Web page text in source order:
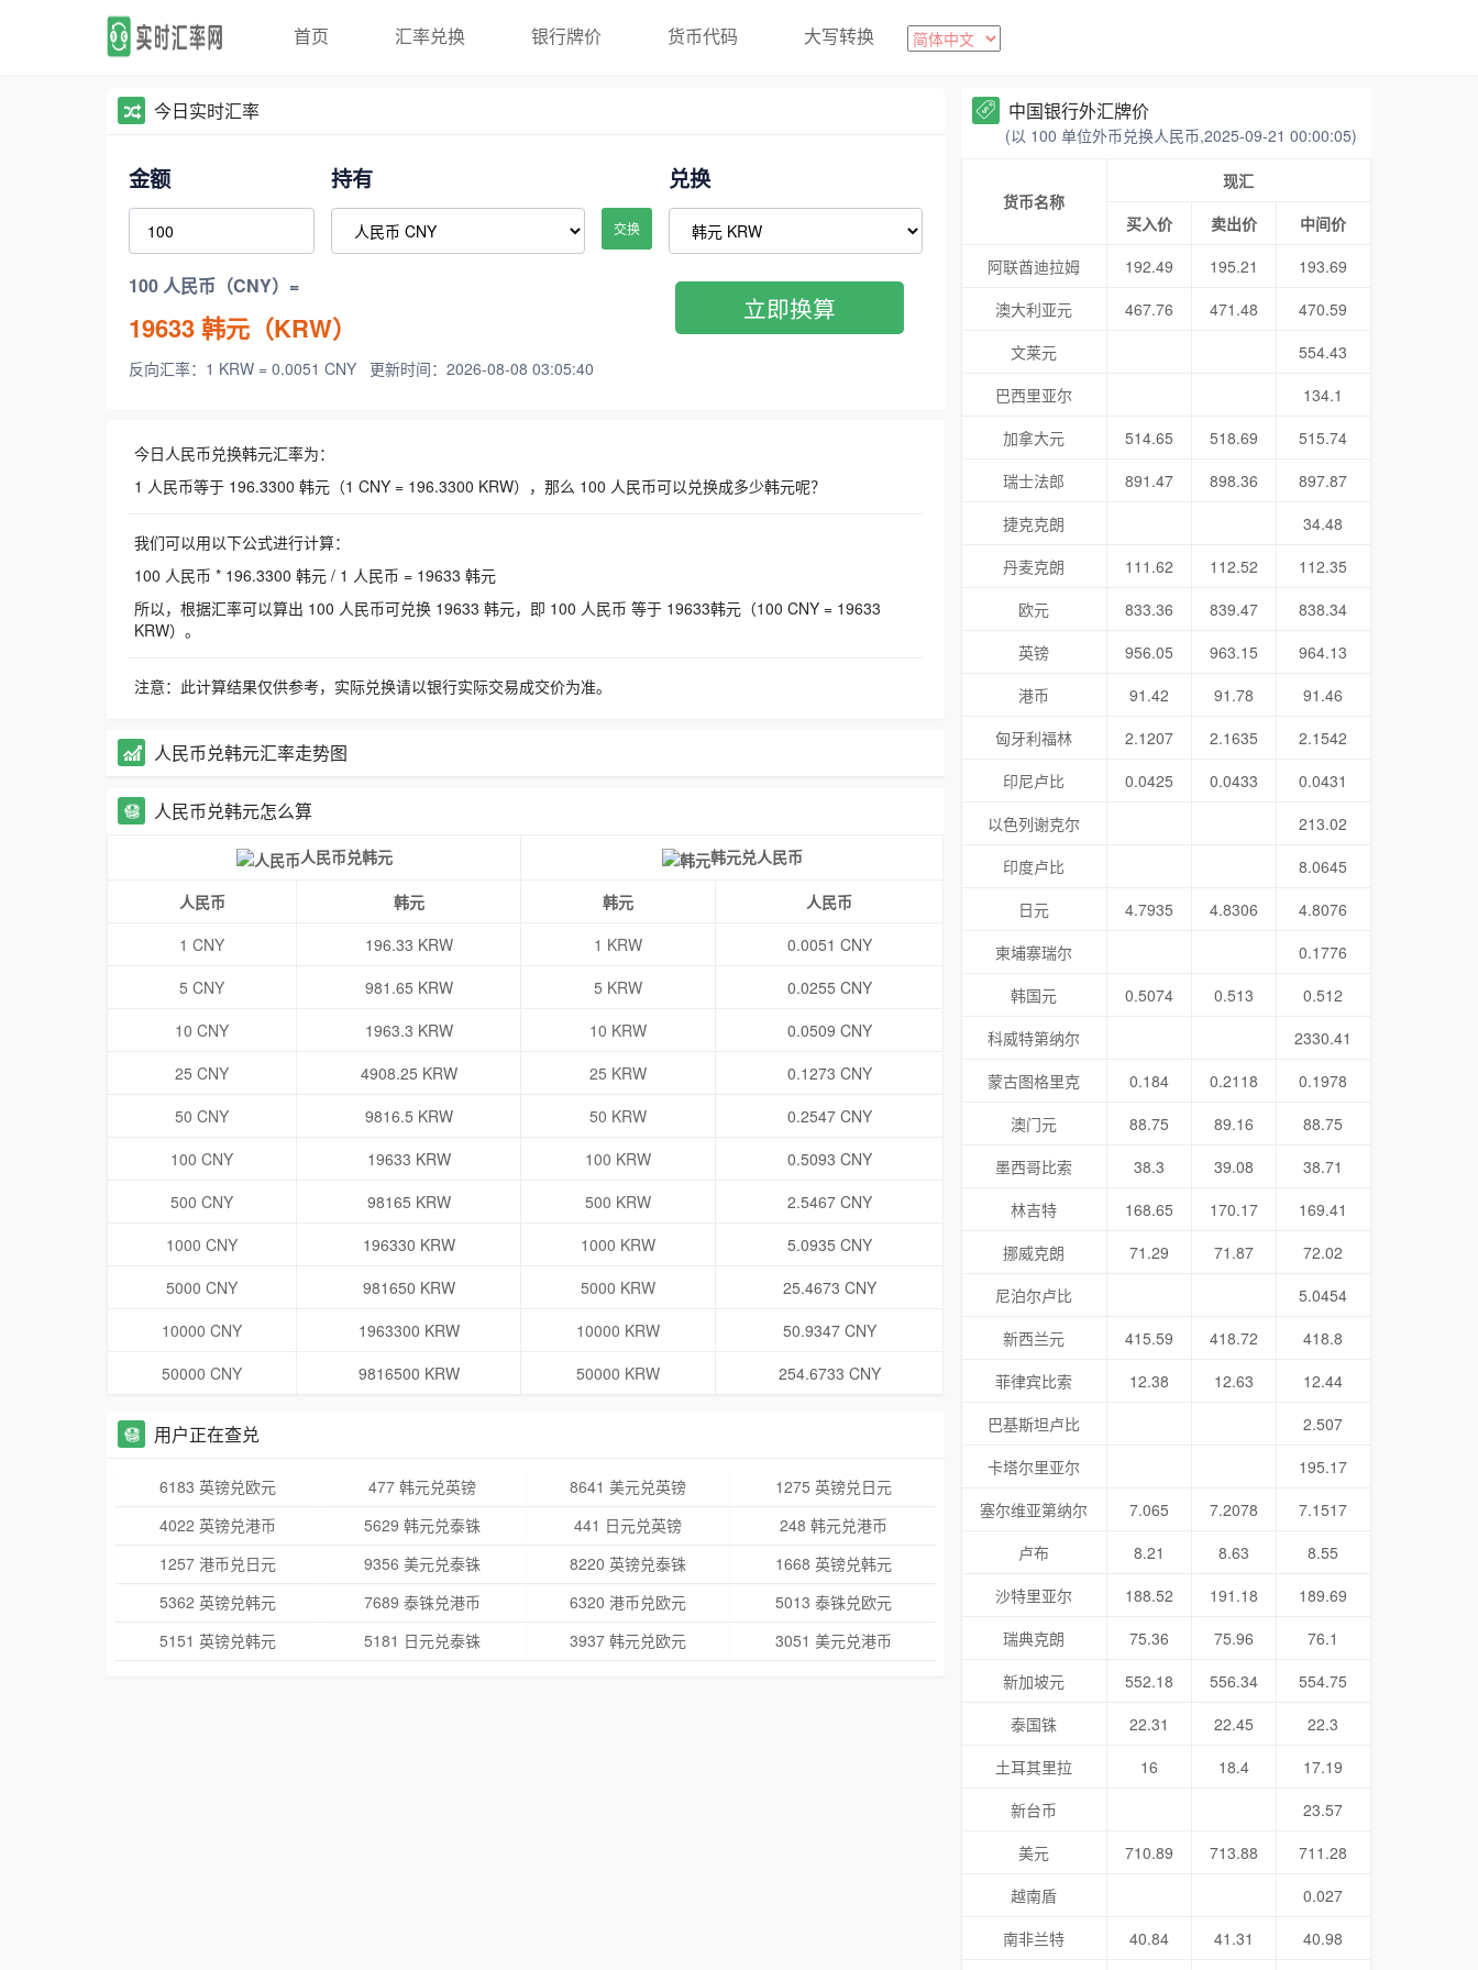
首页 汇率兑换 银行牌价 货币代码 大写转换
今日实时汇率
金额 持有
交换
兑换
100 人民币（CNY）=
19633韩元（KRW）
反向汇率：1 KRW = 0.0051 CNY 更新时间：2026-08-08 03:05:40
立即换算
今日人民币兑换韩元汇率为：
1 人民币等于 196.3300 韩元（1 CNY = 196.3300 KRW），那么 100 人民币可以兑换成多少韩元呢？
我们可以用以下公式进行计算：
100 人民币 * 196.3300 韩元 / 1 人民币 = 19633 韩元
所以，根据汇率可以算出 100 人民币可兑换 19633 韩元，即 100 人民币 等于 19633韩元（100 CNY = 19633
KRW）。
注意：此计算结果仅供参考，实际兑换请以银行实际交易成交价为准。
人民币兑韩元汇率走势图
人民币兑韩元怎么算
人民币兑韩元 韩元兑人民币
人民币 韩元 韩元
人民币
1 CNY
196.33 KRW 1 KRW
0.0051 CNY
5 CNY
981.65 KRW 5 KRW
0.0255 CNY
10 CNY
1963.3 KRW 10 KRW
0.0509 CNY
25 CNY
4908.25 KRW 25 KRW
0.1273 CNY
50 CNY
9816.5 KRW 50 KRW
0.2547 CNY
100 CNY
19633 KRW 100 KRW
0.5093 CNY
500 CNY
98165 KRW 500 KRW
2.5467 CNY
1000 CNY
196330 KRW 1000 KRW
5.0935 CNY
5000 CNY
981650 KRW 5000 KRW
25.4673 CNY
10000 CNY
1963300 KRW 10000 KRW
50.9347 CNY
50000 CNY
9816500 KRW 50000 KRW 254.6733 CNY
用户正在查兑
6183 英镑兑欧元 477 韩元兑英镑 8641 美元兑英镑
1275 英镑兑日元
4022 英镑兑港币
5629 韩元兑泰铢 441 日元兑英镑
248 韩元兑港币
1257 港币兑日元
9356 美元兑泰铢 8220 英镑兑泰铢
1668 英镑兑韩元
5362 英镑兑韩元
7689 泰铢兑港币 6320 港币兑欧元
5013 泰铢兑欧元
5151 英镑兑韩元
5181 日元兑泰铢 3937 韩元兑欧元 3051 美元兑港币
中国银行外汇牌价
(以 100 单位外币兑换人民币,2025-09-21 00:00:05)
货币名称
现汇
买入价
卖出价
中间价
阿联酋迪拉姆
192.49 195.21
193.69
澳大利亚元
467.76 471.48
470.59
文莱元
554.43
巴西里亚尔
134.1
加拿大元
514.65 518.69
515.74
瑞士法郎
891.47 898.36
897.87
捷克克朗
34.48
丹麦克朗
111.62 112.52
112.35
欧元
833.36 839.47
838.34
英镑
956.05 963.15
964.13
港币
91.42 91.78
91.46
匈牙利福林
2.1207 2.1635
2.1542
印尼卢比
0.0425 0.0433
0.0431
以色列谢克尔
213.02
印度卢比
8.0645
日元
4.7935 4.8306
4.8076
柬埔寨瑞尔
0.1776
韩国元
0.5074 0.513
0.512
科威特第纳尔
2330.41
蒙古图格里克
0.184 0.2118
0.1978
澳门元
88.75 89.16
88.75
墨西哥比索
38.3 39.08
38.71
林吉特
168.65 170.17
169.41
挪威克朗
71.29 71.87
72.02
尼泊尔卢比
5.0454
新西兰元
415.59 418.72
418.8
菲律宾比索
12.38 12.63
12.44
巴基斯坦卢比
2.507
卡塔尔里亚尔
195.17
塞尔维亚第纳尔
7.065 7.2078
7.1517
卢布
8.21 8.63
8.55
沙特里亚尔
188.52 191.18
189.69
瑞典克朗
75.36 75.96
76.1
新加坡元
552.18 556.34
554.75
泰国铢
22.31 22.45
22.3
土耳其里拉
16 18.4
17.19
新台币
23.57
美元
710.89 713.88
711.28
越南盾
0.027
南非兰特
40.84 41.31
40.98